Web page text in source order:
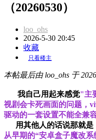
（20260530）
loo_ohs
2026-5-30 20:45
收藏
只看楼主
本帖最后由 loo_ohs 于
我自己用起来感觉"主
视剧会卡死画面的问题，
驱动的一套设置不能全兼
用其他人的话说那就是
从早期的“安卓盒子魔改